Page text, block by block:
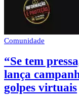
Comunidade
“Se tem
lança
golpes virtuais